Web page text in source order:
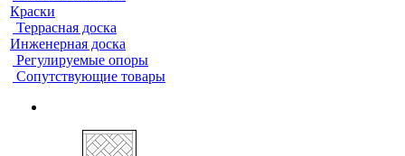
Краски
Террасная доска
Инженерная доска
Регулируемые опоры
Сопутствующие товары